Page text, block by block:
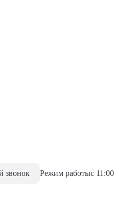
звонок Режим работыс 11:00